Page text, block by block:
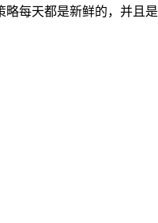
略每天都是新鲜的，并且是